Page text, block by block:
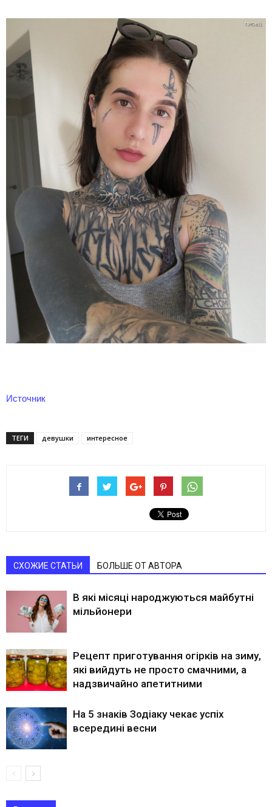
Источник
ТЕГИ девушки интересное
СХОЖИЕ СТАТЬИ БОЛЬШЕ ОТ АВТОРА
В які місяці народжуються майбутні
мільйонери
Рецепт приготування огірків на зиму,
які вийдуть не просто смачними, а
надзвичайно апетитними
На 5 знаків Зодіаку чекає успіх
всередині весни